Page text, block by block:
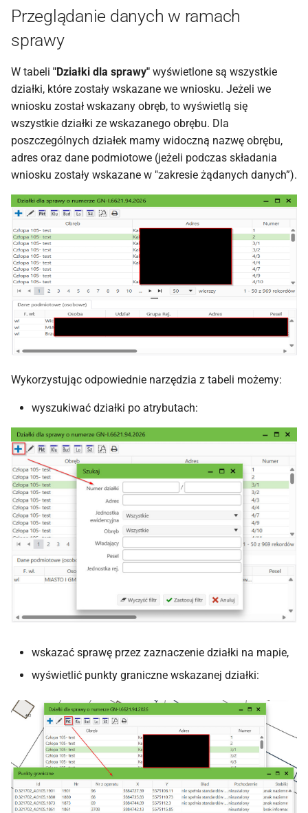
Przeglądanie danych w ramach
sprawy
W tabeli "Działki dla sprawy" wyświetlone są wszystkie
działki, które zostały wskazane we wniosku. Jeżeli we
wniosku został wskazany obręb, to wyświetlą się
wszystkie działki ze wskazanego obrębu. Dla
poszczególnych działek mamy widoczną nazwę obrębu,
adres oraz dane podmiotowe (jeżeli podczas składania
wniosku zostały wskazane w "zakresie żądanych danych”).
Wykorzystując odpowiednie narzędzia z tabeli możemy:
wyszukiwać działki po atrybutach:
wskazać sprawę przez zaznaczenie działki na mapie,
wyświetlić punkty graniczne wskazanej działki: